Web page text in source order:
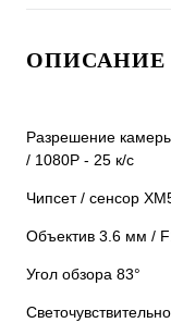
ОПИСАНИЕ
Разрешение
/ 1080Р - 25 к/с
Чипсет / сенсор
Объектив 3.6 мм
Угол обзора 83°